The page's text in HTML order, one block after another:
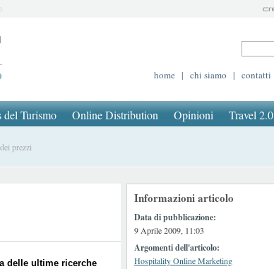
home | chi siamo | contatti
del Turismo Online Distribution Opinioni Travel 2.0
prezzi
Informazioni articolo
Data di pubblicazione:
9 Aprile 2009, 11:03
Argomenti dell'articolo:
Hospitality Online Marketing
delle ultime ricerche